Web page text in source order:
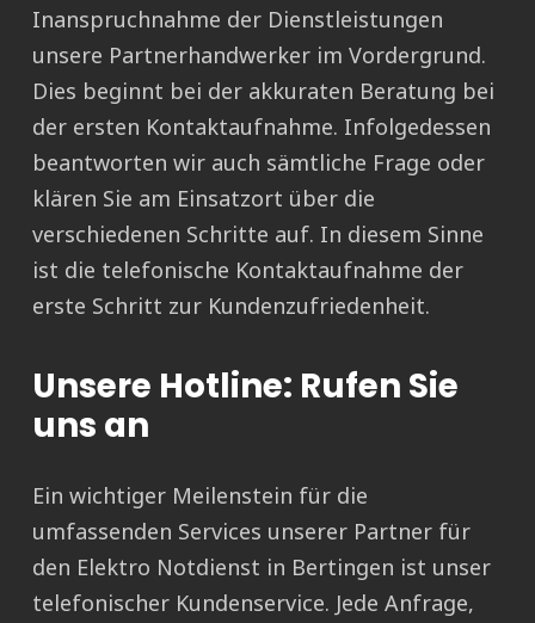
Inanspruchnahme der Dienstleistungen
unsere Partnerhandwerker im Vordergrund.
Dies beginnt bei der akkuraten Beratung bei
der ersten Kontaktaufnahme. Infolgedessen
beantworten wir auch sämtliche Frage oder
klären Sie am Einsatzort über die
verschiedenen Schritte auf. In diesem Sinne
ist die telefonische Kontaktaufnahme der
erste Schritt zur Kundenzufriedenheit.
Unsere Hotline: Rufen Sie
uns an
Ein wichtiger Meilenstein für die
umfassenden Services unserer Partner für
den Elektro Notdienst in Bertingen ist unser
telefonischer Kundenservice. Jede Anfrage,